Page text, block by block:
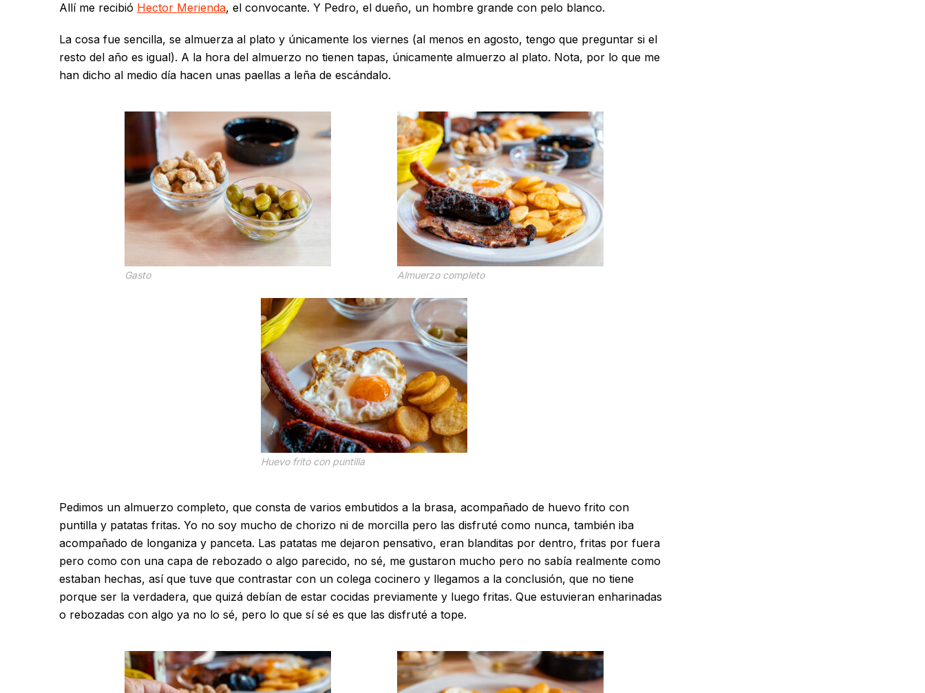
Allí me recibió Hector Merienda, el convocante. Y Pedro, el dueño, un hombre grande con pelo blanco.
La cosa fue sencilla, se almuerza al plato y únicamente los viernes (al menos en agosto, tengo que preguntar si el
resto del año es igual). A la hora del almuerzo no tienen tapas, únicamente almuerzo al plato. Nota, por lo que me
han dicho al medio día hacen unas paellas a leña de escándalo.
Gasto Almuerzo completo
Huevo frito con puntilla
Pedimos un almuerzo completo, que consta de varios embutidos a la brasa, acompañado de huevo frito con
puntilla y patatas fritas. Yo no soy mucho de chorizo ni de morcilla pero las disfruté como nunca, también iba
acompañado de longaniza y panceta. Las patatas me dejaron pensativo, eran blanditas por dentro, fritas por fuera
pero como con una capa de rebozado o algo parecido, no sé, me gustaron mucho pero no sabía realmente como
estaban hechas, así que tuve que contrastar con un colega cocinero y llegamos a la conclusión, que no tiene
porque ser la verdadera, que quizá debían de estar cocidas previamente y luego fritas. Que estuvieran enharinadas
o rebozadas con algo ya no lo sé, pero lo que sí sé es que las disfruté a tope.